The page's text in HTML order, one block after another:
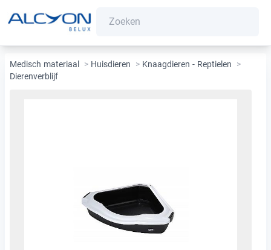
Medisch materiaal > Huisdieren > Knaagdieren - Reptielen
>
Dierenverblijf